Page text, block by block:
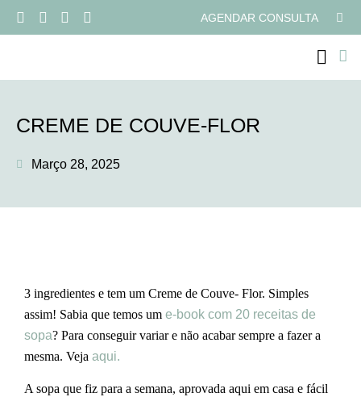
AGENDAR CONSULTA
CREME DE COUVE-FLOR
Março 28, 2025
3 ingredientes e tem um Creme de Couve- Flor. Simples
assim! Sabia que temos um e-book com 20 receitas de
sopa? Para conseguir variar e não acabar sempre a fazer a
mesma. Veja aqui.
A sopa que fiz para a semana, aprovada aqui em casa e fácil